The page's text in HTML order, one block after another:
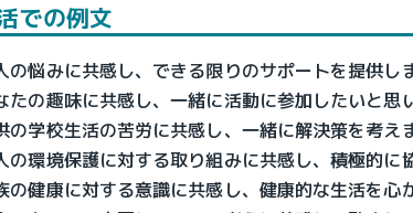
での例文
の悩みに共感し、できる限りのサポートを提供し
たの趣味に共感し、一緒に活動に参加したいと思
の学校生活の苦労に共感し、一緒に解決策を考え
の環境保護に対する取り組みに共感し、積極的に
の健康に対する意識に共感し、健康的な生活を心